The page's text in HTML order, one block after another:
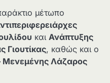
μέτωπο
και Ανάπτυξης
Γιουτίκας, καθώς και ο
Λάζαρος